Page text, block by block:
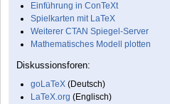
Einführung in ConTeXt
Spielkarten mit LaTeX
Weiterer CTAN Spiegel-Server
Mathematisches Modell plotten
Diskussionsforen:
goLaTeX (Deutsch)
LaTeX.org (Englisch)